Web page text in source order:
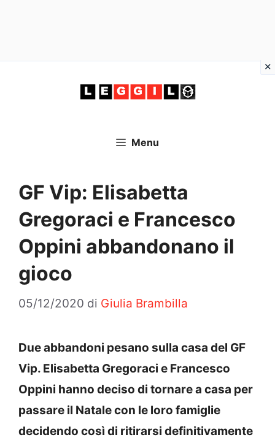
Menu
GF Vip: Elisabetta
Gregoraci e Francesco
Oppini abbandonano il
gioco
05/12/2020 di Giulia Brambilla
Due abbandoni pesano sulla casa del GF
Vip. Elisabetta Gregoraci e Francesco
Oppini hanno deciso di tornare a casa per
passare il Natale con le loro famiglie
decidendo così di ritirarsi definitivamente